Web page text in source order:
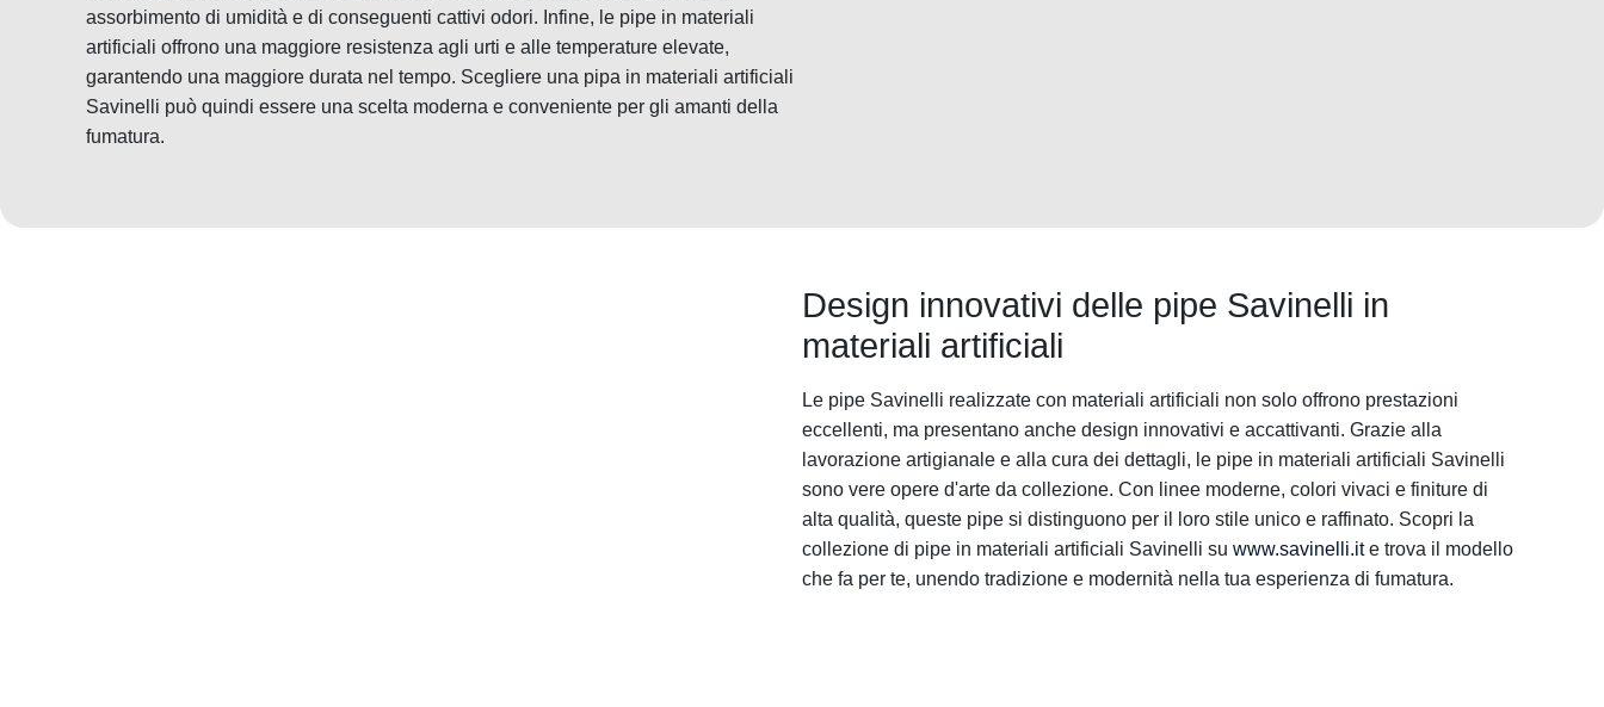
assorbimento di umidità e di conseguenti cattivi odori. Infine, le pipe in materiali
artificiali offrono una maggiore resistenza agli urti e alle temperature elevate,
garantendo una maggiore durata nel tempo. Scegliere una pipa in materiali artificiali
Savinelli può quindi essere una scelta moderna e conveniente per gli amanti della
fumatura.
Design innovativi delle pipe Savinelli in
materiali artificiali
Le pipe Savinelli realizzate con materiali artificiali non solo offrono prestazioni
eccellenti, ma presentano anche design innovativi e accattivanti. Grazie alla
lavorazione artigianale e alla cura dei dettagli, le pipe in materiali artificiali Savinelli
sono vere opere d'arte da collezione. Con linee moderne, colori vivaci e finiture di
alta qualità, queste pipe si distinguono per il loro stile unico e raffinato. Scopri la
collezione di pipe in materiali artificiali Savinelli su www.savinelli.ite trova il modello
che fa per te, unendo tradizione e modernità nella tua esperienza di fumatura.